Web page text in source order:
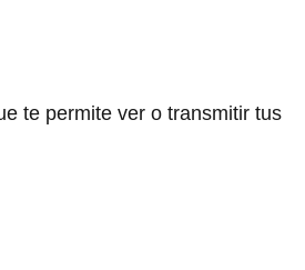
te permite ver o transmitir tus